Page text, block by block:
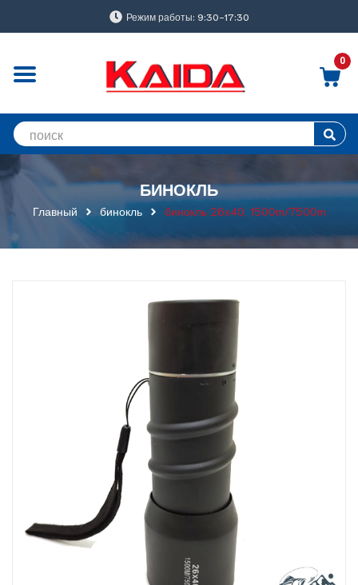
Режим работы: 9:30-17:30
0
БИНОКЛЬ
Главный бинокль бинокль 26x40, 1500m/7500m